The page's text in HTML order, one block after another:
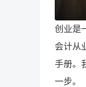
创业是
会计从
手册。
一步。